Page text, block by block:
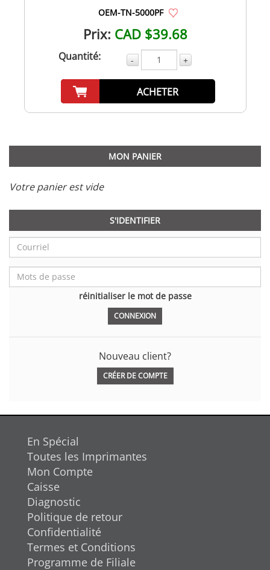
OEM-TN-5000PF
Prix: CAD $39.68
Quantité: - +
ACHETER
MON PANIER
Votre panier est vide
S'IDENTIFIER
réinitialiser le mot de passe
Nouveau client?
CRÉER DE COMPTE
En Spécial
Toutes les Imprimantes
Mon Compte
Caisse
Diagnostic
Politique de retour
Confidentialité
Termes et Conditions
Programme de Filiale